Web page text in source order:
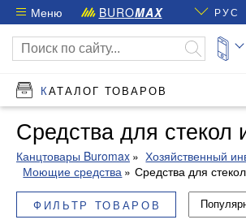
Меню BUROMAX РУС
КАТАЛОГ ТОВАРОВ
Средства для стекол
Канцтовары Buromax
Хозяйственный
Моющие средства
Средства для
ФИЛЬТР ТОВАРОВ